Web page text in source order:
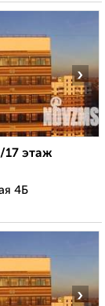
›
17 этаж
4Б
›